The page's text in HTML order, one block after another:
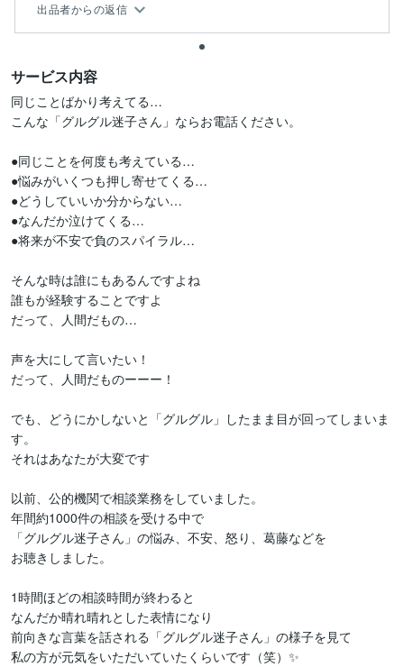
出品者からの返信
サービス内容
同じことばかり考えてる…
こんな「グルグル迷子さん」ならお電話ください。
●同じことを何度も考えている…
●悩みがいくつも押し寄せてくる…
●どうしていいか分からない…
●なんだか泣けてくる…
●将来が不安で負のスパイラル…
そんな時は誰にもあるんですよね
誰もが経験することですよ
だって、人間だもの…
声を大にして言いたい！
だって、人間だものーーー！
でも、どうにかしないと「グルグル」したまま目が回ってしまいま
す。
それはあなたが大変です
以前、公的機関で相談業務をしていました。
年間約1000件の相談を受ける中で
「グルグル迷子さん」の悩み、不安、怒り、葛藤などを
お聴きしました。
1時間ほどの相談時間が終わると
なんだか晴れ晴れとした表情になり
前向きな言葉を話される「グルグル迷子さん」の様子を見て
私の方が元気をいただいていたくらいです（笑）✨